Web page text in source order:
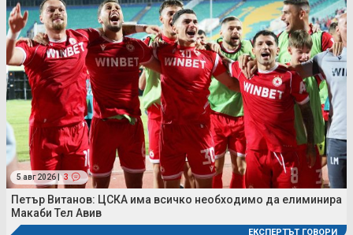
5 авг 2026 | 3
Петър Витанов: ЦСКА има всичко необходимо да елиминира
Макаби Тел Авив
ЕКСПЕРТЪТ ГОВОРИ